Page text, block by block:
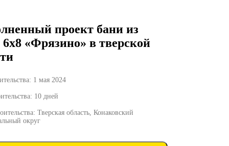
проект бани из
6х8 «Фрязино» в тверской
1 мая 2024
10 дней
Тверская область, Конаковский
округ